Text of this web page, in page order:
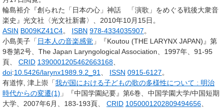
輪島裕介『創られた「日本の心」神話 「演歌」をめぐる戦後大衆音
楽史』光文社〈光文社新書〉、2010年10月15日。
ASIN B009KZ41C4。 ISBN 978-4334035907。
小島美子「 日本人の音楽感覚 」『Koutou (THE LARYNX JAPAN)』第
9巻第2号、The Japan Laryngological Association、1997年、91-95
頁、 CRID 1390001205462663168
doi:10.5426/larynx1989.9.2_91 ISSN 0915-6127。
有道惇, 津上崇「我が国における子どもの歌の多様性について : 明治
時代からの変遷(1) 」『中国学園紀要』第6巻、中国学園大学/中国短期
大学、2007年6月、183-193頁、 CRID 1050001202809494656